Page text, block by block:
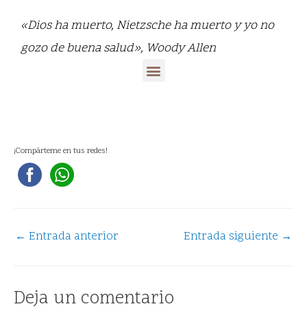
«Dios ha muerto, Nietzsche ha muerto y yo no
gozo de buena salud», Woody Allen
¡Compárteme en tus redes!
← Entrada anterior Entrada siguiente →
Deja un comentario